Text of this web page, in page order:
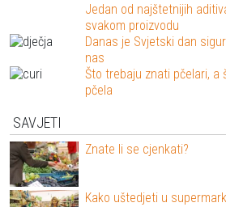
Jedan od najštetnijih
svakom proizvodu
Danas je Svjetski dan
nas
Što trebaju znati pčelari, a
pčela
SAVJETI
Znate li se cjenkati?
Kako uštedjeti u